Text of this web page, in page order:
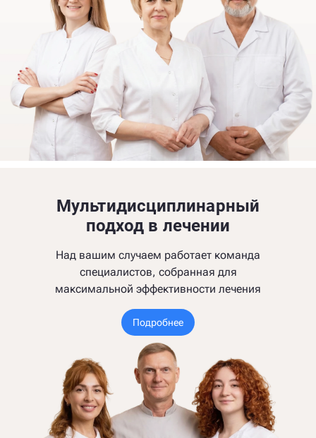
Мультидисциплинарный
подход в лечении
Над вашим случаем работает команда
специалистов, собранная для
максимальной эффективности лечения
Подробнее